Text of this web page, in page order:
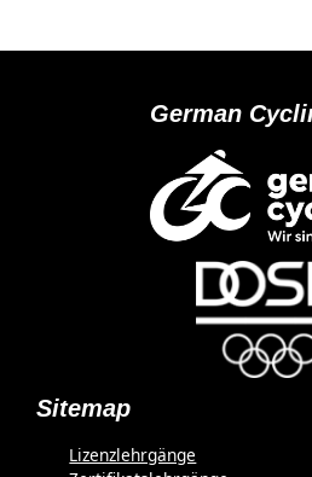
German
Sitemap
Lizenzlehrgänge